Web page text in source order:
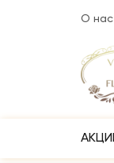
О нас